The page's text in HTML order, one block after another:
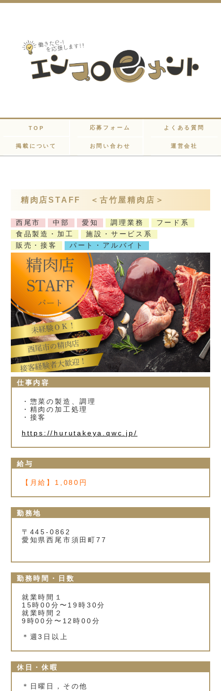
TOP 応募フォーム よくある質問
掲載について お問い合わせ 運営会社
精肉店STAFF ＜古竹屋精肉店＞
西尾市 中部 愛知 調理業務
フード系
食品製造・加工
施設・サービス系
販売・接客
パート・アルバイト
仕事内容
・惣菜の製造、調理
・精肉の加工処理
・接客
https://hurutakeya.qwc.jp/
給与
【月給】1,080円
勤務地
〒445-0862
愛知県西尾市須田町77
勤務時間・日数
就業時間１
15時00分〜19時30分
就業時間２
9時00分〜12時00分
＊週3日以上
休日・休暇
＊日曜日，その他